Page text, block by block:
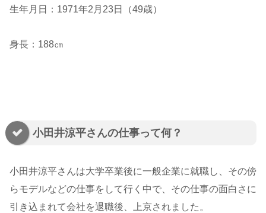
生年月日：1971年2月23日（49歳）
身長：188㎝
小田井涼平さんの仕事って何？
小田井涼平さんは大学卒業後に一般企業に就職し、その傍
らモデルなどの仕事をして行く中で、その仕事の面白さに
引き込まれて会社を退職後、上京されました。